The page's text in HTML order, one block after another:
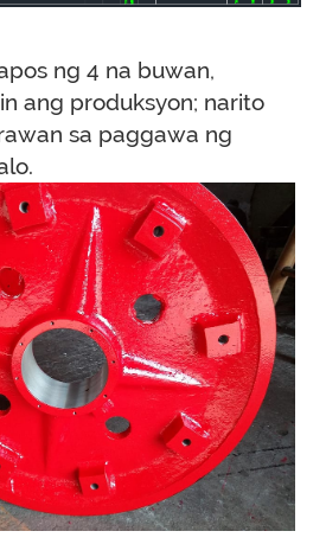
ng 4 na buwan,
ang produksyon; narito
sa paggawa ng